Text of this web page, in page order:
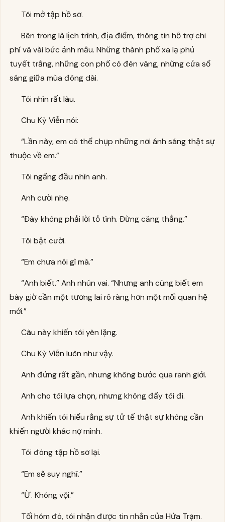
Tôi mở tập hồ sơ.
Bên trong là lịch trình, địa điểm, thông tin hỗ trợ chi
phí và vài bức ảnh mẫu. Những thành phố xa lạ phủ
tuyết trắng, những con phố có đèn vàng, những cửa sổ
sáng giữa mùa đông dài.
Tôi nhìn rất lâu.
Chu Kỳ Viễn nói:
“Lần này, em có thể chụp những nơi ánh sáng thật sự
thuộc về em.”
Tôi ngẩng đầu nhìn anh.
Anh cười nhẹ.
“Đây không phải lời tỏ tình. Đừng căng thẳng.”
Tôi bật cười.
“Em chưa nói gì mà.”
“Anh biết.” Anh nhún vai. “Nhưng anh cũng biết em
bây giờ cần một tương lai rõ ràng hơn một mối quan hệ
mới.”
Câu này khiến tôi yên lặng.
Chu Kỳ Viễn luôn như vậy.
Anh đứng rất gần, nhưng không bước qua ranh giới.
Anh cho tôi lựa chọn, nhưng không đẩy tôi đi.
Anh khiến tôi hiểu rằng sự tử tế thật sự không cần
khiến người khác nợ mình.
Tôi đóng tập hồ sơ lại.
“Em sẽ suy nghĩ.”
“Ừ. Không vội.”
Tối hôm đó, tôi nhận được tin nhắn của Hứa Trạm.